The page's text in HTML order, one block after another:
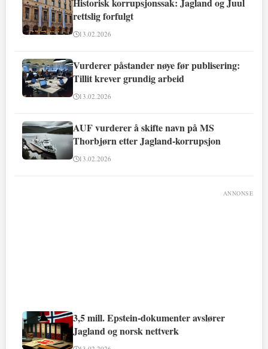
rettslig forfulgt
13.02.2026
Vurderer påstander nøye før publisering:
Tillit krever grundig arbeid
13.02.2026
AUF vurderer å skifte navn på MS
Thorbjørn etter Jagland-korrupsjon
13.02.2026
ANNONSE
3,5 mill. Epstein-dokumenter avslører
Jagland og norsk nettverk